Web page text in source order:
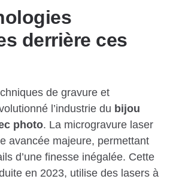
derrière ces
de gravure et
l’industrie du bijou
photo. La microgravure laser
avancée majeure, permettant
d’une finesse inégalée. Cette
en 2023, utilise des lasers à